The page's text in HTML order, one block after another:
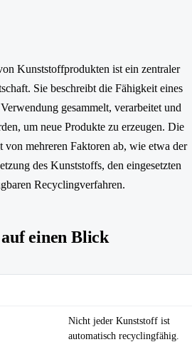
Kunststoffprodukten ist ein zentraler
Sie beschreibt die Fähigkeit eines
gesammelt, verarbeitet und
um neue Produkte zu erzeugen. Die
mehreren Faktoren ab, wie etwa der
des Kunststoffs, den eingesetzten
Recyclingverfahren.
einen Blick
Nicht jeder Kunststoff ist
automatisch recyclingfähig.